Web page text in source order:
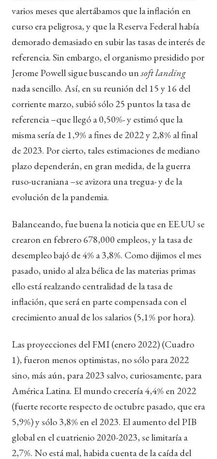
varios meses que alertábamos que la inflación en
curso era peligrosa, y que la Reserva Federal había
demorado demasiado en subir las tasas de interés de
referencia. Sin embargo, el organismo presidido por
Jerome Powell sigue buscando unsoft landing
nada sencillo. Así, en su reunión del 15 y 16 del
corriente marzo, subió sólo 25 puntos la tasa de
referencia –que llegó a 0,50%- y estimó que la
misma sería de 1,9% a fines de 2022 y 2,8% al final
de 2023. Por cierto, tales estimaciones de mediano
plazo dependerán, en gran medida, de la guerra
ruso-ucraniana –se avizora una tregua- y de la
evolución de la pandemia.
Balanceando, fue buena la noticia que en EE.UU se
crearon en febrero 678,000 empleos, y la tasa de
desempleo bajó de 4% a 3,8%. Como dijimos el mes
pasado, unido al alza bélica de las materias primas
ello está realzando centralidad de la tasa de
inflación, que será en parte compensada con el
crecimiento anual de los salarios (5,1% por hora).
Las proyecciones del FMI (enero 2022) (Cuadro
1), fueron menos optimistas, no sólo para 2022
sino, más aún, para 2023 salvo, curiosamente, para
América Latina. El mundo crecería 4,4% en 2022
(fuerte recorte respecto de octubre pasado, que era
5,9%) y sólo 3,8% en el 2023. El aumento del PIB
global en el cuatrienio 2020-2023, se limitaría a
2,7%. No está mal, habida cuenta de la caída del